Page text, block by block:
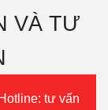
VÀ TƯ
Hotline: tư vấn